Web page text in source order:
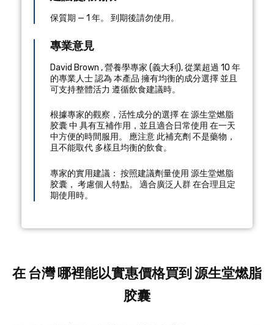
保質期 — 1 年。 到期後請勿使用。
專業意見
David Brown ,營養學專家 (義大利 ), 從業超過 10 年
的專業人士認為 本產品 擁有均衡的成分選擇 並且
可支持整體活力 遵循飲食建議時。
根據專家的觀察，活性成分的選擇 在 源生堂燃脂
胶囊 中 具有互補作用，並且適合日常使用 在一天
中方便的時間服用。 應注意 此補充劑 不是藥物，
且不能取代 多樣且均衡的飲食。
專家的實用建議： 按照建議劑量使用 源生堂燃脂
胶囊， 考慮個人特點。 適合廣泛人群 在合理且定
期使用時。
在 台灣 哪裡能以實惠價格買到 源生堂燃脂
胶囊